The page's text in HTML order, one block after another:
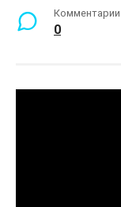
Комментарии
0